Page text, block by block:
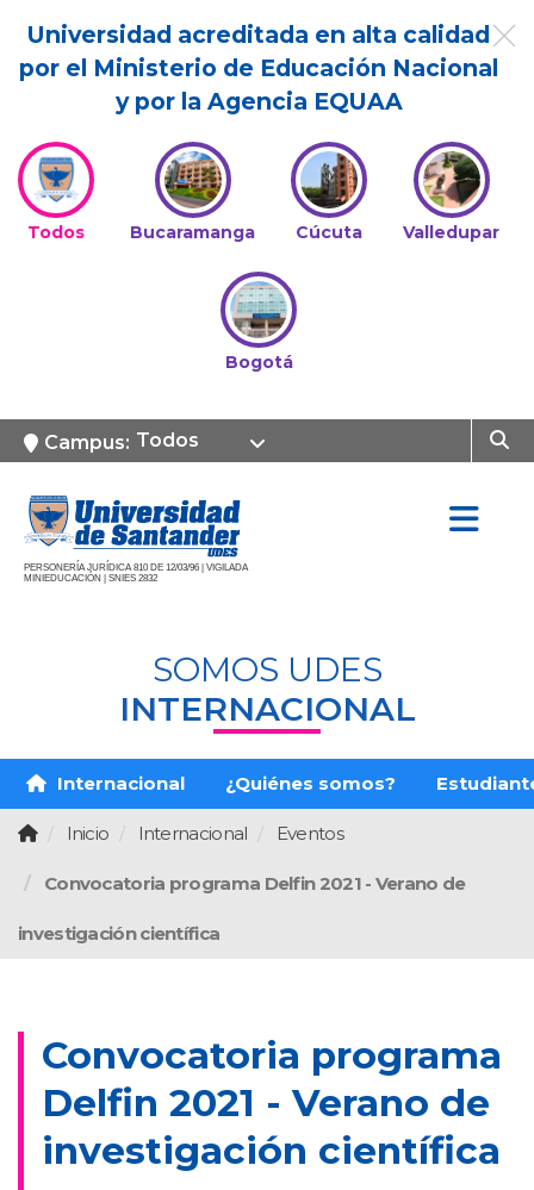
Universidad acreditada en alta calidad
por el Ministerio de Educación Nacional
y por la Agencia EQUAA
Todos Bucaramanga Cúcuta Valledupar
Bogotá
Campus: Todos
PERSONERÍA JURÍDICA 810 DE 12/03/96 | VIGILADA
MINIEDUCACIÓN | SNIES 2832
SOMOS UDES
INTERNACIONAL
Internacional ¿Quiénes somos?
Inicio Internacional Eventos
Convocatoria programa Delfin 2021 - Verano de
investigación científica
Convocatoria programa
Delfin 2021 - Verano de
investigación científica